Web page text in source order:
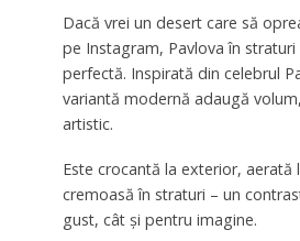
Dacă vrei un desert care să
pe Instagram, Pavlova în
perfectă. Inspirată din celebrul
variantă modernă adaugă
artistic.
Este crocantă la exterior, aerată
cremoasă în straturi – un
gust, cât și pentru imagine.